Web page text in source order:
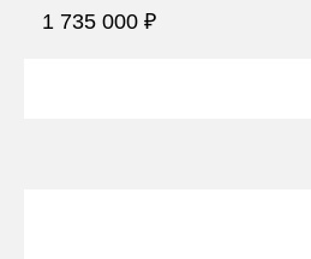
1 735 000 ₽